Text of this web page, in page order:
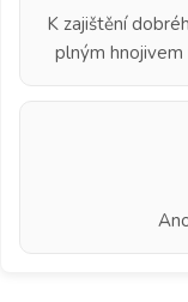
K zajištění
plným hnojivem